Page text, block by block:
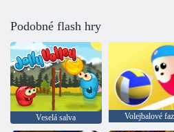
Podobné flash hry
Veselá salva Volejbalové